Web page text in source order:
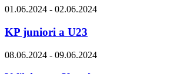
01.06.2024 - 02.06.2024
KP juniori a U23
08.06.2024 - 09.06.2024